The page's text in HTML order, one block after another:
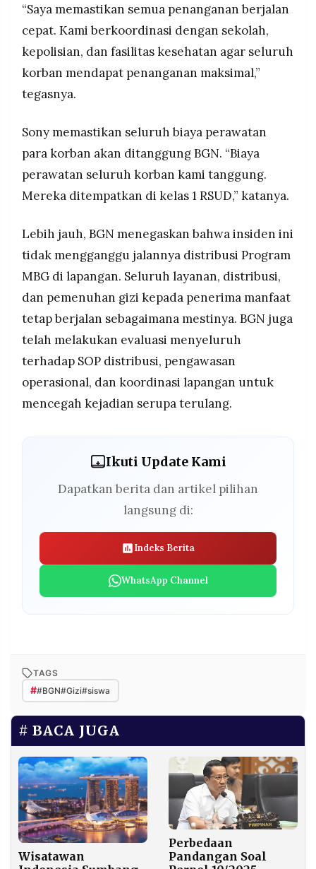
“Saya memastikan semua penanganan berjalan
cepat. Kami berkoordinasi dengan sekolah,
kepolisian, dan fasilitas kesehatan agar seluruh
korban mendapat penanganan maksimal,”
tegasnya.
Sony memastikan seluruh biaya perawatan
para korban akan ditanggung BGN. “Biaya
perawatan seluruh korban kami tanggung.
Mereka ditempatkan di kelas 1 RSUD,” katanya.
Lebih jauh, BGN menegaskan bahwa insiden ini
tidak mengganggu jalannya distribusi Program
MBG di lapangan. Seluruh layanan, distribusi,
dan pemenuhan gizi kepada penerima manfaat
tetap berjalan sebagaimana mestinya. BGN juga
telah melakukan evaluasi menyeluruh
terhadap SOP distribusi, pengawasan
operasional, dan koordinasi lapangan untuk
mencegah kejadian serupa terulang.
Ikuti Update Kami
Dapatkan berita dan artikel pilihan
langsung di:
Indeks Berita
WhatsApp Channel
TAGS
##BGN#Gizi#siswa
BACA JUGA
Wisatawan
Perbedaan
Pandangan Soal